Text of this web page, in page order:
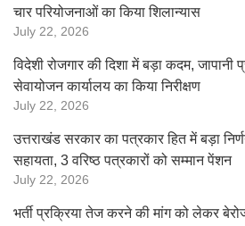
चार परियोजनाओं का किया शिलान्यास
July 22, 2026
विदेशी रोजगार की दिशा में बड़ा कदम, जापानी
सेवायोजन कार्यालय का किया निरीक्षण
July 22, 2026
उत्तराखंड सरकार का पत्रकार हित में बड़ा
सहायता, 3 वरिष्ठ पत्रकारों को सम्मान पेंशन
July 22, 2026
भर्ती प्रक्रिया तेज करने की मांग को लेकर